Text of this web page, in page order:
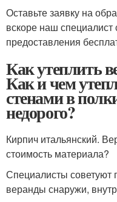
Оставьте заявку на
вскоре наш
предоставления
Как утеплить
Как и чем
стенами в
недорого?
Кирпич итальянский.
стоимость материала?
Специалисты советуют
веранды снаружи,